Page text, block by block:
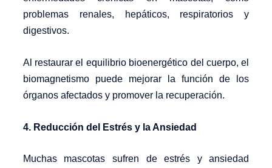
problemas renales, hepáticos, respiratorios y
digestivos.
Al restaurar el equilibrio bioenergético del cuerpo, el
biomagnetismo puede mejorar la función de los
órganos afectados y promover la recuperación.
4. Reducción del Estrés y la Ansiedad
Muchas mascotas sufren de estrés y ansiedad